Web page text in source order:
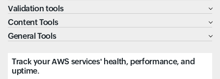
Validation tools
Content Tools
General Tools
Track your AWS services' health, performance, and
uptime.